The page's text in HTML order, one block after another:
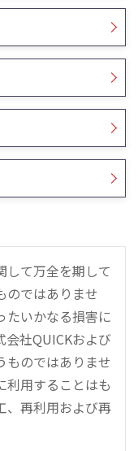
して万全を期して
のではありませ
たいかなる損害に
社QUICKおよび
ものではありませ
利用することはも
、再利用および再